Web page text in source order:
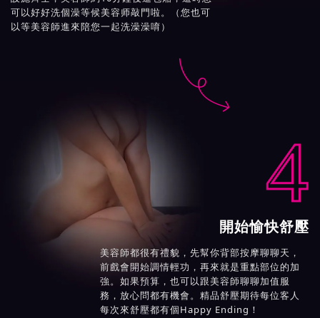
可以好好洗個澡等候美容师敲門啦。（您也可
以等美容師進來陪您一起洗澡澡唷）

4
開始愉快舒壓
美容師都很有禮貌，先幫你背部按摩聊聊天，
前戲會開始調情輕功，再來就是重點部位的加
強。如果預算，也可以跟美容師聊聊加值服
務，放心問都有機會。精品舒壓期待每位客人
每次來舒壓都有個Happy Ending！